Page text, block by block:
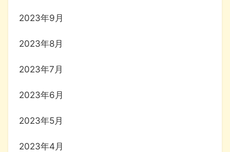
2023年9月
2023年8月
2023年7月
2023年6月
2023年5月
2023年4月